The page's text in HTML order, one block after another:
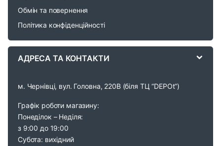
Обмін та повернення
Політика конфіденційності
АДРЕСА ТА КОНТАКТИ
м. Чернівці, вул. Головна, 220В (біля ТЦ “DEPOt”)
Графік роботи магазину:
Понеділок – Неділя:
з 9:00 до 19:00
Субота: вихідний